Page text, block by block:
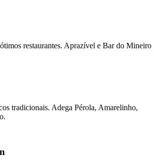
restaurantes. Aprazível e Bar do Mineiro
tradicionais. Adega Pérola, Amarelinho,